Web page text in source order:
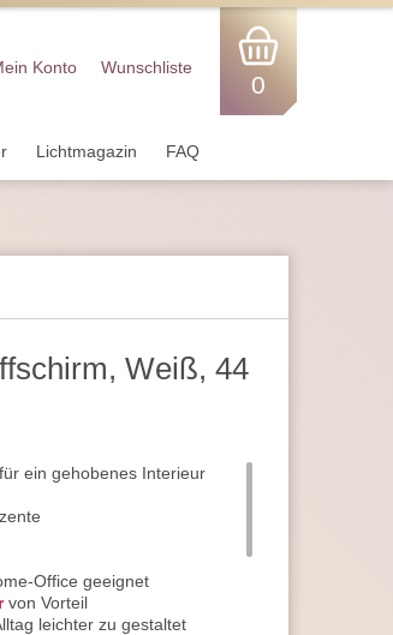
Konto Wunschliste
0
Lichtmagazin FAQ
Weiß, 44
ein gehobenes Interieur
Office geeignet
von Vorteil
leichter zu gestaltet